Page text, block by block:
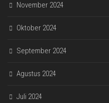
November 2024
Oktober 2024
September 2024
Agustus 2024
Juli 2024